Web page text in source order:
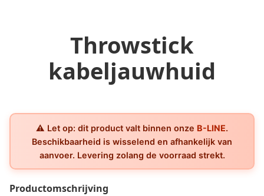
Throwstick
kabeljauwhuid
⚠️ Let op: dit product valt binnen onze B-LINE.
Beschikbaarheid is wisselend en afhankelijk van
aanvoer. Levering zolang de voorraad strekt.
Productomschrijving